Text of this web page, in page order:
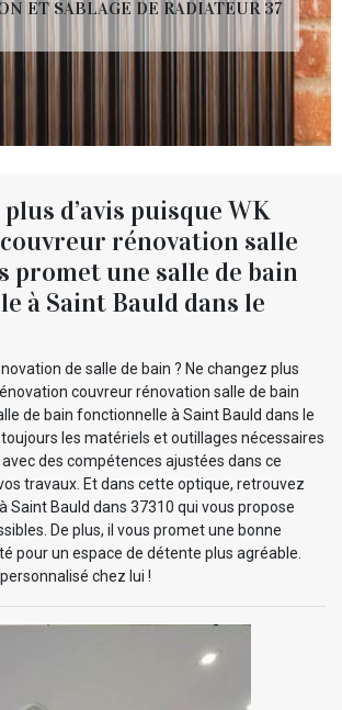
ET SABLAGE DE RADIATEUR 37
d’avis puisque WK
rénovation salle
promet une salle de bain
à Saint Bauld dans le
de salle de bain ? Ne changez plus
couvreur rénovation salle de bain
de bain fonctionnelle à Saint Bauld dans le
les matériels et outillages nécessaires
des compétences ajustées dans ce
travaux. Et dans cette optique, retrouvez
Saint Bauld dans 37310 qui vous propose
De plus, il vous promet une bonne
pour un espace de détente plus agréable.
chez lui !